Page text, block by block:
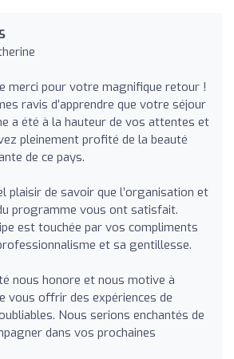
merci pour votre magnifique retour !
ravis d’apprendre que votre séjour
a été à la hauteur de vos attentes et
pleinement profité de la beauté
de ce pays.
plaisir de savoir que l’organisation et
programme vous ont satisfait.
est touchée par vos compliments
et sa gentillesse.
nous honore et nous motive à
vous offrir des expériences de
Nous serions enchantés de
dans vos prochaines